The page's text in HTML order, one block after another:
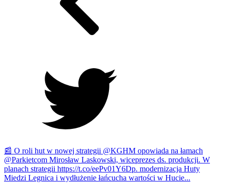
📰 O roli hut w nowej strategii @KGHM opowiada na łamach
@Parkietcom Mirosław Laskowski, wiceprezes ds. produkcji. W
planach strategii https://t.co/eePv01Y6Dp. modernizacja Huty
Miedzi Legnica i wydłużenie łańcucha wartości w Hucie...